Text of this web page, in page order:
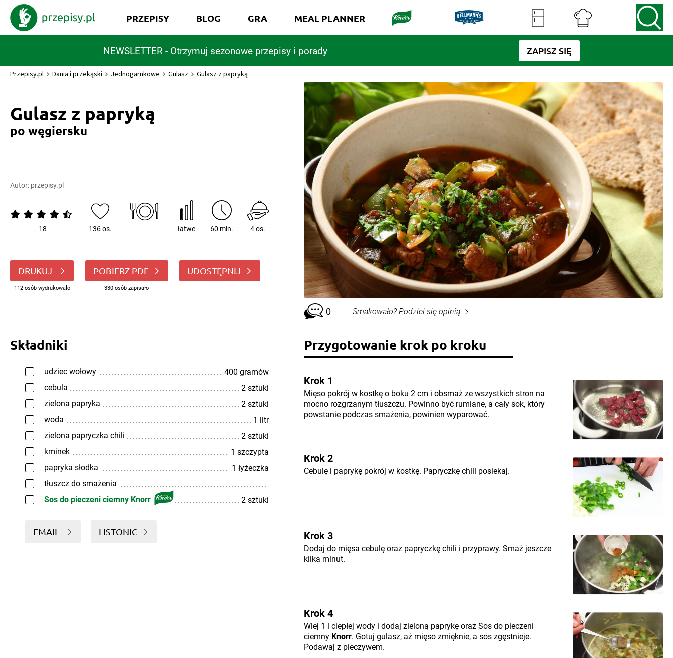
NEWSLETTER - Otrzymuj sezonowe przepisy i porady ZAPISZ SIĘ
PRZEPISY BLOG GRA MEAL PLANNER
Przepisy.pl Dania i przekąski Jednogarnkowe Gulasz Gulasz z papryką
Gulasz z papryką
po węgiersku
Autor: przepisy.pl
18 136 os. łatwe 60 min. 4 os.
DRUKUJ
112 osób wydrukowało
POBIERZ PDF
330 osób zapisało
UDOSTĘPNIJ
0 Smakowało? Podziel się opinią
Składniki
udziec wołowy
400 gramów
cebula
2 sztuki
zielona papryka
2 sztuki
woda
1 litr
zielona papryczka chili
2 sztuki
kminek
1 szczypta
papryka słodka
1 łyżeczka
tłuszcz do smażenia
Sos do pieczeni ciemny Knorr
2 sztuki
EMAIL LISTONIC
Przygotowanie krok po kroku
Krok 1
Mięso pokrój w kostkę o boku 2 cm i obsmaż ze wszystkich stron na
mocno rozgrzanym tłuszczu. Powinno być rumiane, a cały sok, który
powstanie podczas smażenia, powinien wyparować.
Krok 2
Cebulę i paprykę pokrój w kostkę. Papryczkę chili posiekaj.
Krok 3
Dodaj do mięsa cebulę oraz papryczkę chili i przyprawy. Smaż jeszcze
kilka minut.
Krok 4
Wlej 1 l ciepłej wody i dodaj zieloną paprykę oraz Sos do pieczeni
ciemny Knorr. Gotuj gulasz, aż mięso zmięknie, a sos zgęstnieje.
Podawaj z pieczywem.